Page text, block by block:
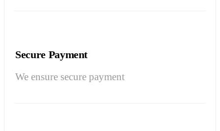
Secure Payment
We ensure secure payment